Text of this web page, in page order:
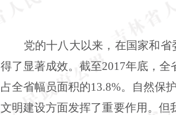
党的十八大以来，在国家和省
得了显著成效。截至2017年底，全
占全省幅员面积的13.8%。自然保
文明建设方面发挥了重要作用。